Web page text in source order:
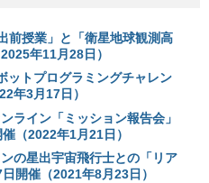
前授業」と「衛星地球観測高
年11月28日）
ットプログラミングチャレン
年3月17日）
ライン「ミッション報告会」
（2022年1月21日）
の星出宇宙飛行士との「リア
開催（2021年8月23日）